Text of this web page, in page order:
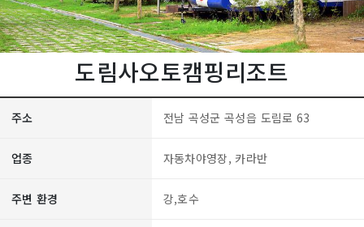
도림사오토캠핑리조트
주소 전남 곡성군 곡성읍 도림로 63
업종 자동차야영장, 카라반
주변 환경 강,호수